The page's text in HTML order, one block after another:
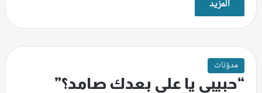
المزيد
مدوّنات
“حبيبي يا علي بعدك صامد؟”